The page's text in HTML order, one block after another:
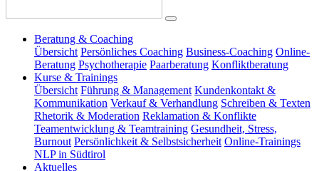
Beratung & Coaching
Übersicht Persönliches Coaching Business-Coaching Online-
Beratung Psychotherapie Paarberatung Konfliktberatung
Kurse & Trainings
Übersicht Führung & Management Kundenkontakt &
Kommunikation Verkauf & Verhandlung Schreiben & Texten
Rhetorik & Moderation Reklamation & Konflikte
Teamentwicklung & Teamtraining Gesundheit, Stress,
Burnout Persönlichkeit & Selbstsicherheit Online-Trainings
NLP in Südtirol
Aktuelles